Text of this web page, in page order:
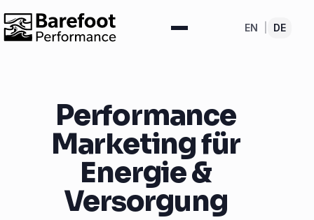
EN DE
Performance
Marketing für
Energie &
Versorgung